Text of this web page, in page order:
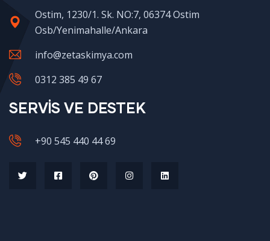
Ostim, 1230/1. Sk. NO:7, 06374 Ostim
Osb/Yenimahalle/Ankara
info@zetaskimya.com
0312 385 49 67
SERVİS VE DESTEK
+90 545 440 44 69